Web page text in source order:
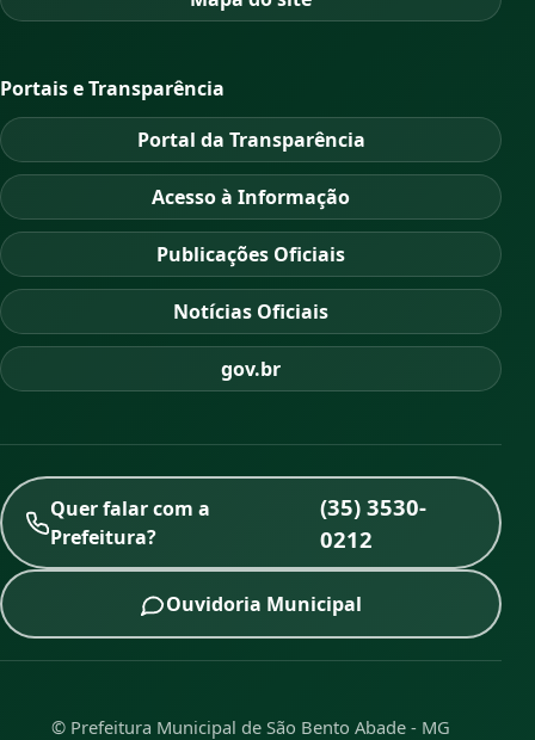
Portais e Transparência
Portal da Transparência
Acesso à Informação
Publicações Oficiais
Notícias Oficiais
gov.br
Quer falar com a
Prefeitura?
(35) 3530-
0212
Ouvidoria Municipal
© Prefeitura Municipal de São Bento Abade - MG